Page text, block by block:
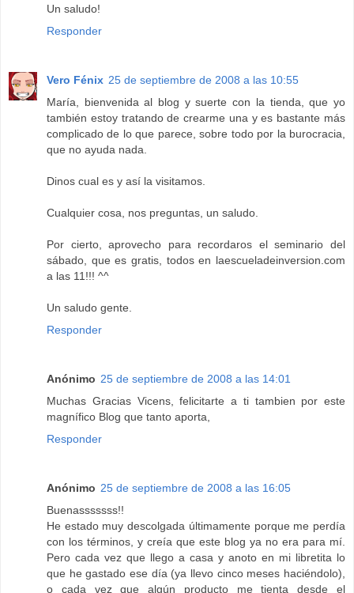
Un saludo!
Responder
Vero Fénix 25 de septiembre de 2008 a las 10:55
María, bienvenida al blog y suerte con la tienda, que yo
también estoy tratando de crearme una y es bastante más
complicado de lo que parece, sobre todo por la burocracia,
que no ayuda nada.
Dinos cual es y así la visitamos.
Cualquier cosa, nos preguntas, un saludo.
Por cierto, aprovecho para recordaros el seminario del
sábado, que es gratis, todos en laescueladeinversion.com
a las 11!!! ^^
Un saludo gente.
Responder
Anónimo 25 de septiembre de 2008 a las 14:01
Muchas Gracias Vicens, felicitarte a ti tambien por este
magnífico Blog que tanto aporta,
Responder
Anónimo 25 de septiembre de 2008 a las 16:05
Buenasssssss!!
He estado muy descolgada últimamente porque me perdía
con los términos, y creía que este blog ya no era para mí.
Pero cada vez que llego a casa y anoto en mi libretita lo
que he gastado ese día (ya llevo cinco meses haciéndolo),
o cada vez que algún producto me tienta desde el